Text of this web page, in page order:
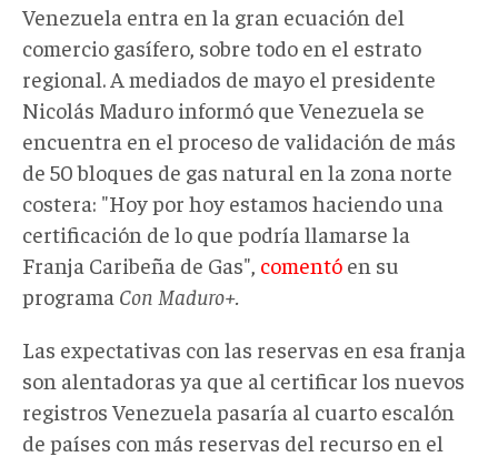
Venezuela entra en la gran ecuación del
comercio gasífero, sobre todo en el estrato
regional. A mediados de mayo el presidente
Nicolás Maduro informó que Venezuela se
encuentra en el proceso de validación de más
de 50 bloques de gas natural en la zona norte
costera: "Hoy por hoy estamos haciendo una
certificación de lo que podría llamarse la
Franja Caribeña de Gas", comentó en su
programa Con Maduro+.
Las expectativas con las reservas en esa franja
son alentadoras ya que al certificar los nuevos
registros Venezuela pasaría al cuarto escalón
de países con más reservas del recurso en el